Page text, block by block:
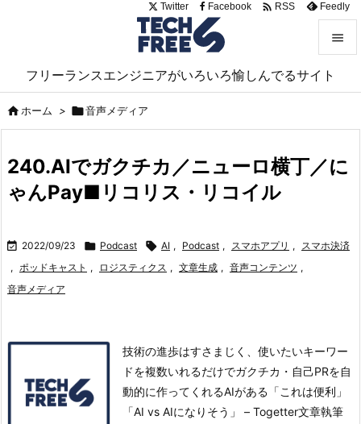
フリーランスエンジニアがいろいろ愉しんでるサイト


サイド

前へ

検索
Twitter Facebook  RSS Feedly
ホーム > 音声メディア
240.AIでガクチカ／ニューロ横丁／に
ゃんPay■リコリス・リコイル
 2022/09/23  Podcast  AI , Podcast , スマホアプリ , スマホ決済
, ポッドキャスト , ロジスティクス , 文章生成 , 音声コンテンツ ,
音声メディア
技術の進歩はすさまじく、使いたいキーワー
ドを複数いれるだけでガクチカ・自己PRを自
動的に作ってくれるAIがある「これは便利」
「AI vs AIになりそう」 – Togetter文章執筆